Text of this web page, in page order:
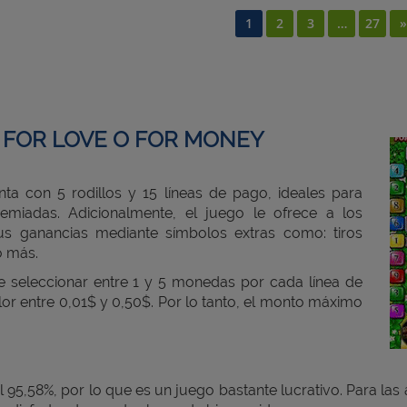
1 2 3 … 27 »
LOVE O FOR MONEY
con 5 rodillos y 15 líneas de pago, ideales para
Adicionalmente, el juego le ofrece a los
ganancias mediante símbolos extras como: tiros
más.
seleccionar entre 1 y 5 monedas por cada línea de
entre 0,01$ y 0,50$. Por lo tanto, el monto máximo
por lo que es un juego bastante lucrativo. Para